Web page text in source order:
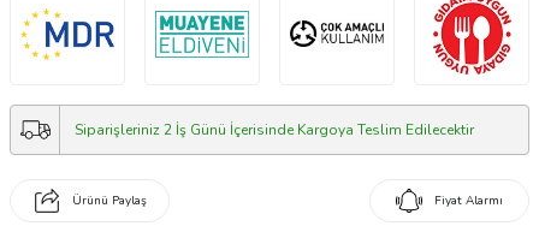
Siparişleriniz 2 İş Günü İçerisinde Kargoya Teslim Edilecektir
Ürünü Paylaş Fiyat Alarmı